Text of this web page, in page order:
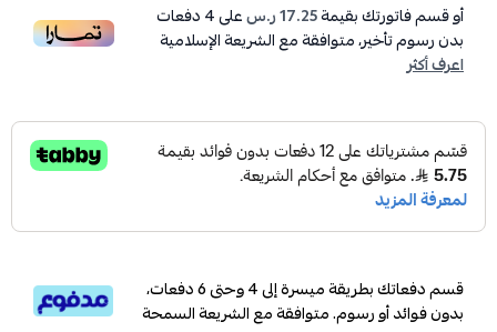
أو قسم فاتورتك بقيمة17.25 ر.س على4دفعات
بدون رسوم تأخير، متوافقة مع الشريعة الإسلامية
اعرف أكثر
قسم دفعاتك بطريقة ميسرة إلى 4 وحتى 6 دفعات،
بدون فوائد أو رسوم. متوافقة مع الشريعة السمحة